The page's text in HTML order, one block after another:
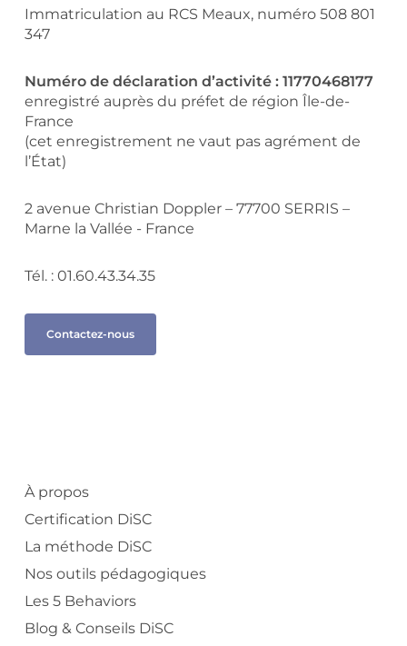
Immatriculation au RCS Meaux, numéro 508 801
347
Numéro de déclaration d’activité : 11770468177
enregistré auprès du préfet de région Île-de-
France
(cet enregistrement ne vaut pas agrément de
l’État)
2 avenue Christian Doppler – 77700 SERRIS –
Marne la Vallée - France
Tél. : 01.60.43.34.35
Contactez-nous
À propos
Certification DiSC
La méthode DiSC
Nos outils pédagogiques
Les 5 Behaviors
Blog & Conseils DiSC